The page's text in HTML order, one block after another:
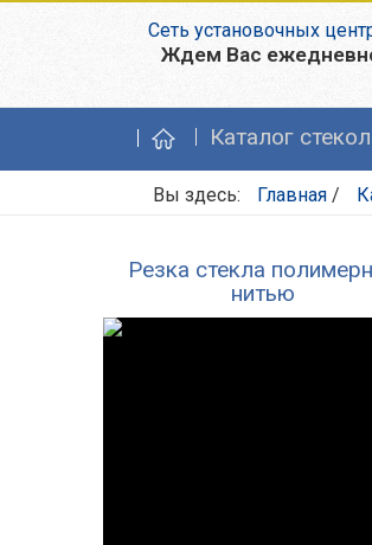
Сеть установочных
Ждем Вас
Каталог стекол
Вы здесь: Главная /
Резка стекла
нитью